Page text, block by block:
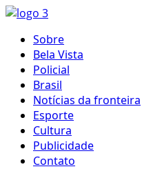
Skip
content
Primary
Menu
Sobre
Bela Vista
Policial
Brasil
Notícias da fronteira
Esporte
Cultura
Publicidade
Contato